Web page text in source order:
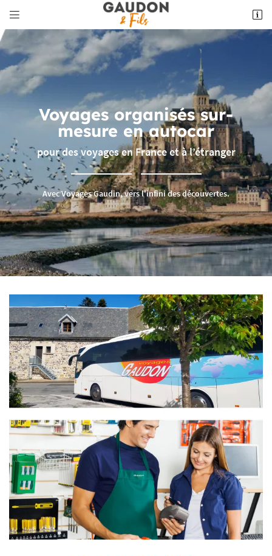


23220 Bonnat
05 55 62 10 18
 Adresse email de réception
 Recopier le code ci-contre
Rafraîchir le captcha
En cochant cette case, vous consentez à recevoir nos propositions commerciales à l'adresse
email indiqué ci-dessus. Vous pouvez vous désinscrire à tout moment en utilisantle
formulaire de désinscription.
INSCRIPTION
Voyages organisés sur-
mesure en autocar
pour des voyages en France et à l’étranger
Avec Voyages Gaudin, vers l'infini des découvertes.